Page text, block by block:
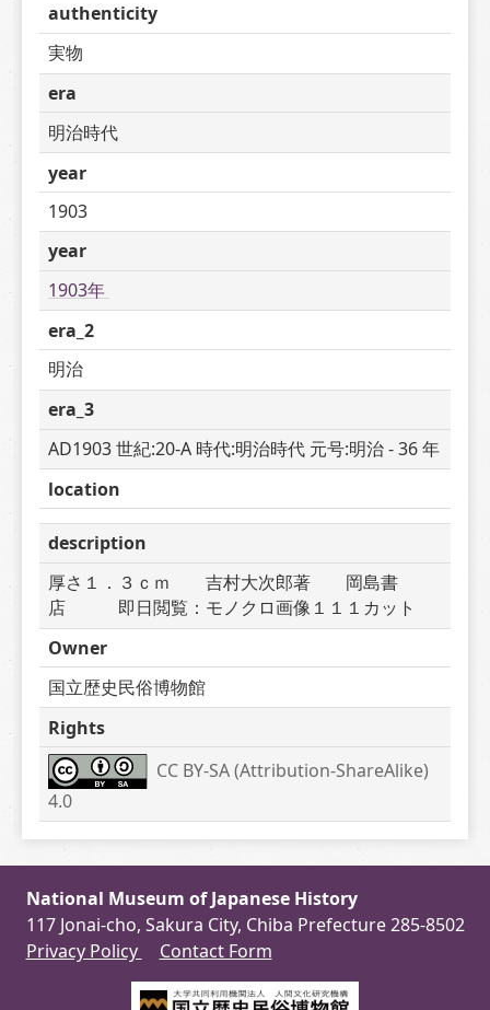
authenticity
実物
era
明治時代
year
1903
year
1903年
era_2
明治
era_3
AD1903 世紀:20-A 時代:明治時代 元号:明治 - 36 年
location
description
厚さ１．３ｃｍ　　吉村大次郎著　　岡島書
店　　　即日閲覧：モノクロ画像１１１カット
Owner
国立歴史民俗博物館
Rights
CC BY-SA (Attribution-ShareAlike)
4.0
National Museum of Japanese History
117 Jonai-cho, Sakura City, Chiba Prefecture 285-8502
Privacy Policy
Contact Form